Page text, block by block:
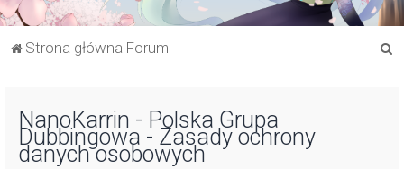
Strona główna Forum
NanoKarrin - Polska Grupa
Dubbingowa - Zasady ochrony
danych osobowych